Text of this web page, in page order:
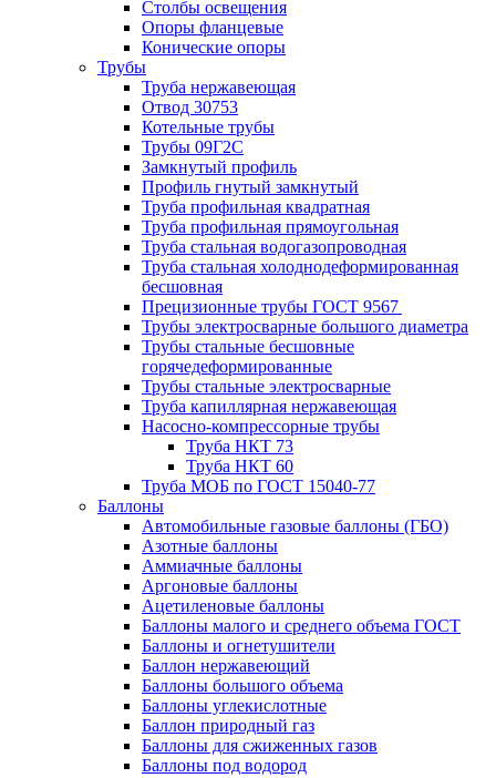
Столбы освещения
Опоры фланцевые
Конические опоры
Трубы
Труба нержавеющая
Отвод 30753
Котельные трубы
Трубы 09Г2С
Замкнутый профиль
Профиль гнутый замкнутый
Труба профильная квадратная
Труба профильная прямоугольная
Труба стальная водогазопроводная
Труба стальная холоднодеформированная
бесшовная
Прецизионные трубы ГОСТ 9567
Трубы электросварные большого диаметра
Трубы стальные бесшовные
горячедеформированные
Трубы стальные электросварные
Труба капиллярная нержавеющая
Насосно-компрессорные трубы
Труба НКТ 73
Труба НКТ 60
Труба МОБ по ГОСТ 15040-77
Баллоны
Автомобильные газовые баллоны (ГБО)
Азотные баллоны
Аммиачные баллоны
Аргоновые баллоны
Ацетиленовые баллоны
Баллоны малого и среднего объема ГОСТ
Баллоны и огнетушители
Баллон нержавеющий
Баллоны большого объема
Баллоны углекислотные
Баллон природный газ
Баллоны для сжиженных газов
Баллоны под водород